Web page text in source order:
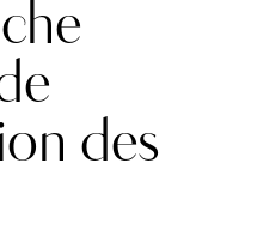
des